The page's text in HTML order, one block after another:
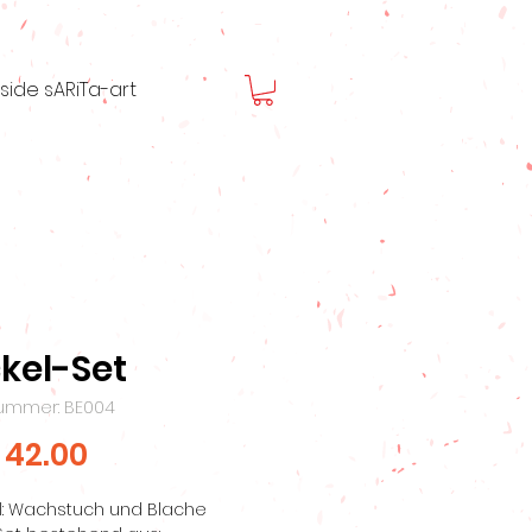
sARiTa-art
Set
BE004
Preis
Wachstuch und Blache